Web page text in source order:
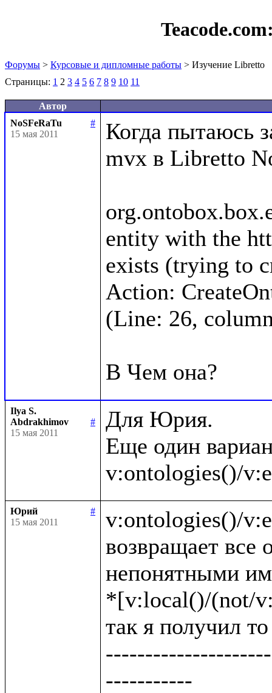
Форумы > Курсовые и дипломные работы > Изучение Libretto
Страницы: 1 2 3 4 5 6 7 8 9 10 11
Автор
NoSFeRaTu
#
15 мая 2011
Когда пытаюсь
mvx в Libretto
entity with the
exists (trying to
Action:
(Line: 26,
Ilya S.
Abdrakhimov
#
15 мая 2011
Для Юрия.
Еще один
Юрий
#
15 мая 2011
v:ontologies()/
возвращает все
непонятными
*[v:local()/(not/
так я получил
-----------